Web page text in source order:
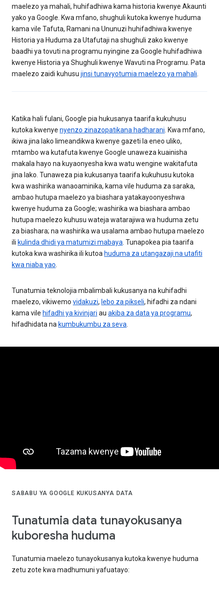
maelezo ya mahali, huhifadhiwa kama historia kwenye Akaunti
yako ya Google. Kwa mfano, shughuli kutoka kwenye huduma
kama vile Tafuta, Ramani na Ununuzi huhifadhiwa kwenye
Historia ya Huduma za Utafutaji na shughuli zako kwenye
baadhi ya tovuti na programu nyingine za Google huhifadhiwa
kwenye Historia ya Shughuli kwenye Wavuti na Programu. Pata
maelezo zaidi kuhusu jinsi tunavyotumia maelezo ya mahali
Katika hali fulani, Google pia hukusanya taarifa kukuhusu
kutoka kwenye nyenzo zinazopatikana hadharani . Kwa mfano,
ikiwa jina lako limeandikwa kwenye gazeti la eneo uliko,
mtambo wa kutafuta kwenye Google unaweza kuainisha
makala hayo na kuyaonyesha kwa watu wengine wakitafuta
jina lako. Tunaweza pia kukusanya taarifa kukuhusu kutoka
kwa washirika wanaoaminika, kama vile huduma za saraka,
ambao hutupa maelezo ya biashara yatakayoonyeshwa
kwenye huduma za Google; washirika wa biashara ambao
hutupa maelezo kuhusu wateja watarajiwa wa huduma zetu
za biashara; na washirika wa usalama ambao hutupa maelezo
ili kulinda dhidi ya matumizi mabaya . Tunapokea pia taarifa
kutoka kwa washirika ili kutoa huduma za utangazaji na utafiti
kwa niaba yao
Tunatumia teknolojia mbalimbali kukusanya na kuhifadhi
maelezo, vikiwemo vidakuzi, lebo za pikseli, hifadhi za ndani
kama vile hifadhi ya kivinjari au akiba za data ya programu,
hifadhidata na kumbukumbu za seva
SABABU YA GOOGLE KUKUSANYA DATA
Tunatumia data tunayokusanya
kuboresha huduma
Tunatumia maelezo tunayokusanya kutoka kwenye huduma
zetu zote kwa madhumuni yafuatayo: